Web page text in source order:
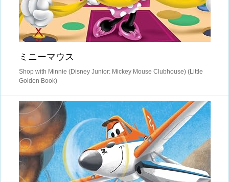
ミニーマウス
Shop with Minnie (Disney Junior: Mickey Mouse Clubhouse) (Little
Golden Book)